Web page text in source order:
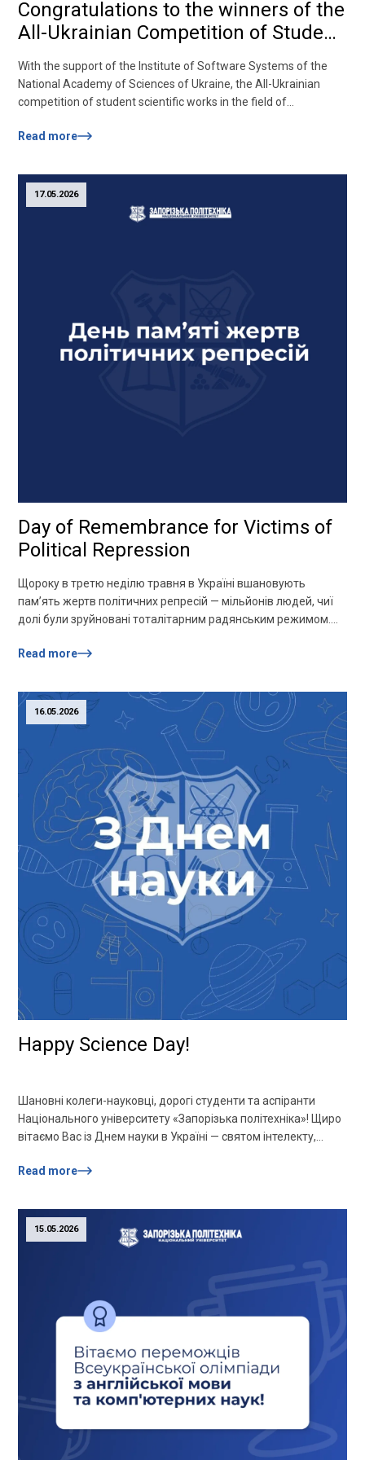
Congratulations to the winners of the
All-Ukrainian Competition of Student
Scientific Papers on Information
Technologies!
With the support of the Institute of Software Systems of the
National Academy of Sciences of Ukraine, the All-Ukrainian
competition of student scientific works in the field of
Technical University. 29 leading higher education institutions of
works in the following specialties: «Computer Science»,
«Software...
Read more
17.05.2026
Day of Remembrance for Victims of
Political Repression
Щороку в третю неділю травня в Україні вшановують
пам’ять жертв політичних репресій — мільйонів людей, чиї
долі були зруйновані тоталітарним радянським режимом.
України від 21 травня 2007 року як символ національної
постраждав через політичні переслідування. У 1920–1950–
х роках Україна пережила одну […]
Read more
16.05.2026
Happy Science Day!
Шановні колеги-науковці, дорогі студенти та аспіранти
Національного університету «Запорізька політехніка»! Щиро
вітаємо Вас із Днем науки в Україні — святом інтелекту,
завжди була й залишається основою розвитку держави,
технологічного поступу, джерелом нових ідей. Сьогодні, в
умовах складних випробувань, особливого значення
набувають професіоналізм, науковий потенціал, […]
Read more
15.05.2026